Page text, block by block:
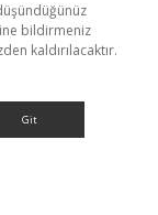
bildirmeniz
kaldırılacaktır.